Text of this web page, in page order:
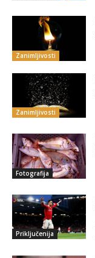
Zanimljivosti
Zanimljivosti
Fotografija
Priključenija